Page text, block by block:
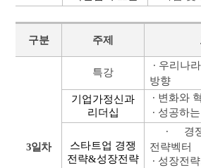
구분 주제
3일차
특강
∙ 우리나
방향
기업가정신과
리더십
∙ 변화와
∙ 성공하
스타트업 경쟁
전략&성장전략
∙ 경
전략벡터
∙ 성장전